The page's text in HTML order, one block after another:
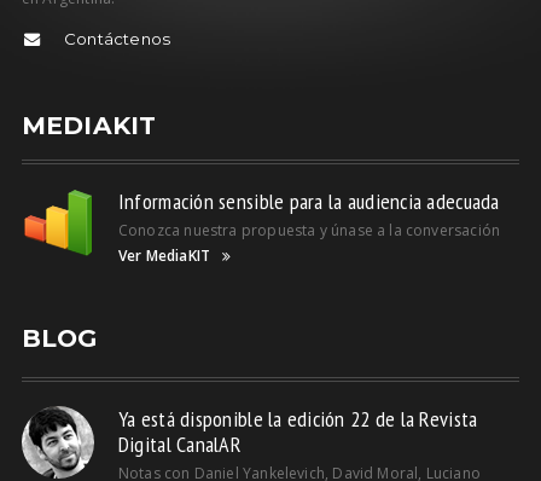
Contáctenos
MEDIAKIT
Información sensible para la audiencia adecuada
Conozca nuestra propuesta y únase a la conversación
Ver MediaKIT
BLOG
Ya está disponible la edición 22 de la Revista
Digital CanalAR
Notas con Daniel Yankelevich, David Moral, Luciano